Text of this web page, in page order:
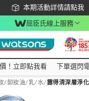
本期活動詳情請點我
下載app最高回饋$350
屈臣氏線上服務
即點我看
！立即點我看 下單選閃
/卸妝油/乳/水/露得清深層淨